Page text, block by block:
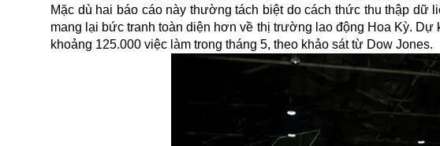
Mặc dù hai báo cáo này thường tách biệt do cách thức thu thập
mang lại bức tranh toàn diện hơn về thị trường lao động Hoa Kỳ. Dự
khoảng 125.000 việc làm trong tháng 5, theo khảo sát từ Dow Jones.